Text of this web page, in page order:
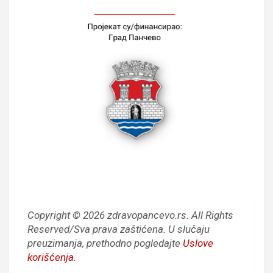
Copyright © 2026 zdravopancevo.rs. All Rights
Reserved/Sva prava zaštićena. U slučaju
preuzimanja, prethodno pogledajte Uslove
korišćenja.